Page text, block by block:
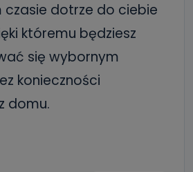
czasie dotrze do ciebie
któremu będziesz
się wybornym
konieczności
domu.